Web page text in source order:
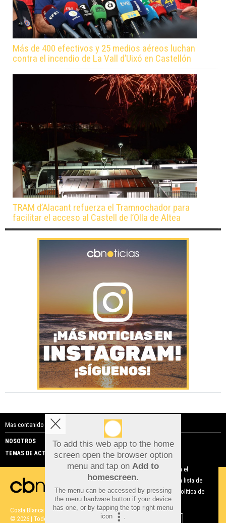
Más de 400 efectivos y 25 medios aéreos luchan
contra el incendio de La Vall d’Uixó en Castellón
TRAM d’Alacant refuerza el Tramnochador para
facilitar el acceso al Castell de l’Olla de Altea
Mas contenido de Costa Blanca Noticias:
NOSOTROS
PUBLICIDAD
TEMAS DE ACTUALIDAD
Costa Blanca Noticias | Términos de uso| Protección de datos
© 2026 | Todos los derechos reservados
To add this web app to the home
screen open the browser option
menu and tap on Add to
homescreen.
The menu can be accessed by pressing
the menu hardware button if your device
has one, or by tapping the top right menu
icon
.
Aviso sobre el Uso de cookies:
Utilizamos cookies nuestras y de terceros para el
funcionamiento del digital. Puedes consultar la lista de
cookies y como desconectarlas. Ver nuestra Política de
Privacidad y Cookies
Aceptar Cookies